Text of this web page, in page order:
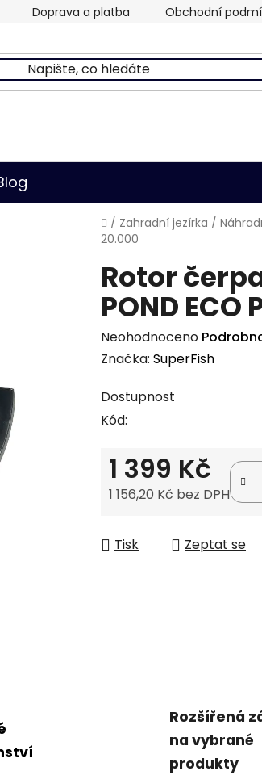
Doprava a platba Obchodní
Domů
/ Zahradní jezírka /
20.000
Rotor
POND ECO
Průměrné
hodnocení
je
0,0
hvězdiček.
Neohodnoceno
Značka: SuperFish
Dostupnost
Kód:
1 399 Kč
1 156,20 Kč bez DPH
Tisk Zeptat se
Rozšířená
na vybrané
produkty